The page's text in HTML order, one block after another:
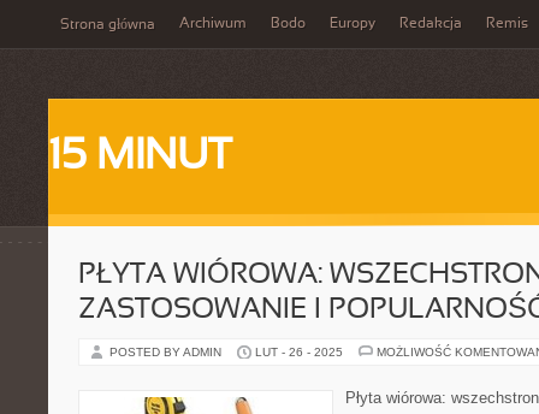
Strona główna Archiwum Bodo Europy Redakcja Remis
15 MINUT
PŁYTA WIÓROWA:
ZASTOSOWANIE I
POSTED BY ADMIN LUT - 26 - 2025 MOŻLIWOŚĆ
Płyta wiórowa: